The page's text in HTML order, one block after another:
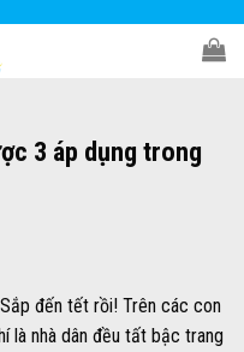
3 áp dụng trong
đến tết rồi! Trên các con
là nhà dân đều tất bậc trang